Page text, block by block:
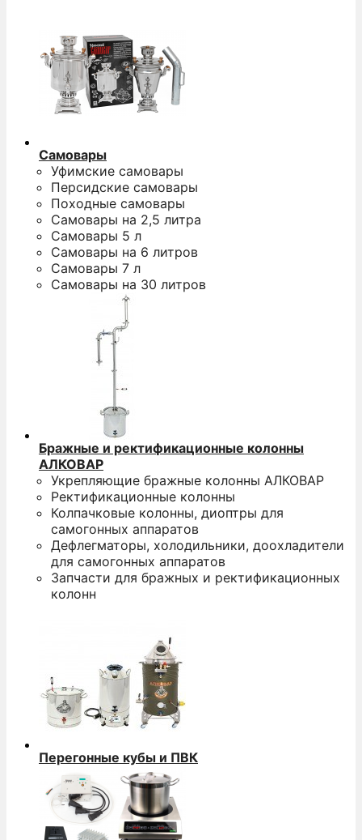
Самовары
Уфимские самовары
Персидские самовары
Походные самовары
Самовары на 2,5 литра
Самовары 5 л
Самовары на 6 литров
Самовары 7 л
Самовары на 30 литров
Бражные и ректификационные колонны
АЛКОВАР
Укрепляющие бражные колонны АЛКОВАР
Ректификационные колонны
Колпачковые колонны, диоптры для
самогонных аппаратов
Дефлегматоры, холодильники, доохладители
для самогонных аппаратов
Запчасти для бражных и ректификационных
колонн
Перегонные кубы и ПВК